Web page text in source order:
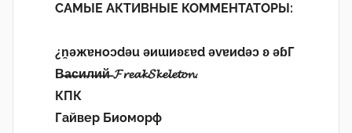
САМЫЕ АКТИВНЫЕ КОММЕНТАТОРЫ:
¿n̯ǝжɐноɔdǝu ǝиɯиʚεɐd ǝvɐиdǝɔ ʚ ǝɓГ
В̶а̶с̶и̶л̶и̶й̶ 𝓕𝓻𝓮𝓪𝓴𝓢𝓴𝓮𝓵𝓮𝓽𝓸𝓷.
КПК
Гайвер Биоморф